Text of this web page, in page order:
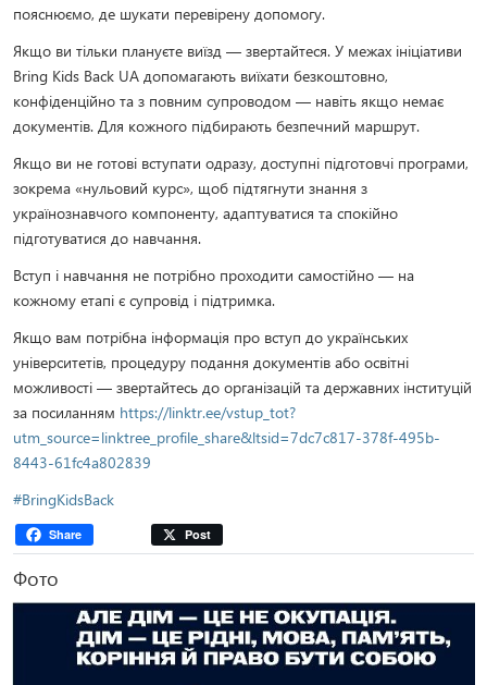
пояснюємо, де шукати перевірену допомогу.
Якщо ви тільки плануєте виїзд — звертайтеся. У межах ініціативи
Bring Kids Back UA допомагають виїхати безкоштовно,
конфіденційно та з повним супроводом — навіть якщо немає
документів. Для кожного підбирають безпечний маршрут.
Якщо ви не готові вступати одразу, доступні підготовчі програми,
зокрема «нульовий курс», щоб підтягнути знання з
українознавчого компоненту, адаптуватися та спокійно
підготуватися до навчання.
Вступ і навчання не потрібно проходити самостійно — на
кожному етапі є супровід і підтримка.
Якщо вам потрібна інформація про вступ до українських
університетів, процедуру подання документів або освітні
можливості — звертайтесь до організацій та державних інституцій
за посиланням https://linktr.ee/vstup_tot?
utm_source=linktree_profile_share&ltsid=7dc7c817-378f-495b-
8443-61fc4a802839
#BringKidsBack
Share Post
Фото